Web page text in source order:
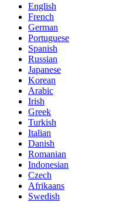
English
French
German
Portuguese
Spanish
Russian
Japanese
Korean
Arabic
Irish
Greek
Turkish
Italian
Danish
Romanian
Indonesian
Czech
Afrikaans
Swedish